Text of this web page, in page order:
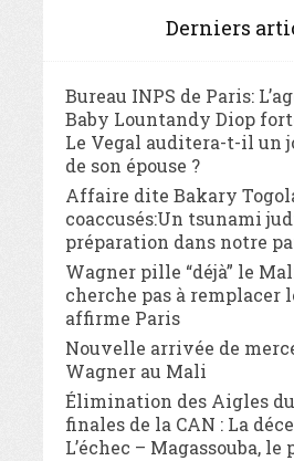
Derniers
Bureau INPS de Paris:
Baby Lountandy Diop
Le Vegal auditera-t-il un
de son épouse ?
Affaire dite Bakary
coaccusés:Un tsunami
préparation dans notre
Wagner pille “déjà” le
cherche pas à remplacer
affirme Paris
Nouvelle arrivée de
Wagner au Mali
Élimination des Aigles
finales de la CAN : La
L’échec – Magassouba, le